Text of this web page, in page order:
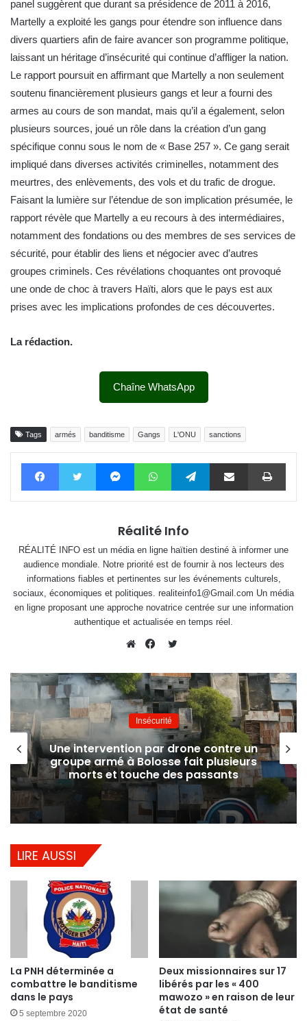
panel suggèrent que durant sa présidence de 2011 à 2016,
Martelly a exploité les gangs pour étendre son influence dans
divers quartiers afin de faire avancer son programme politique,
laissant un héritage d’insécurité qui continue d’affliger la nation.
Le rapport poursuit en affirmant que Martelly a non seulement
soutenu financièrement plusieurs gangs et leur a fourni des
armes au cours de son mandat, mais qu’il a également, selon
plusieurs sources, joué un rôle dans la création d’un gang
spécifique connu sous le nom de « Base 257 ». Ce gang serait
impliqué dans diverses activités criminelles, notamment des
meurtres, des enlèvements, des vols et du trafic de drogue.
Faisant la lumière sur l’étendue de son implication présumée, le
rapport révèle que Martelly a eu recours à des intermédiaires,
notamment des fondations ou des membres de ses services de
sécurité, pour établir des liens et négocier avec d’autres
groupes criminels. Ces révélations choquantes ont provoqué
une onde de choc à travers Haïti, alors que le pays est aux
prises avec les implications profondes de ces découvertes.
La rédaction.
Chaîne WhatsApp
Tags armés banditisme Gangs L'ONU sanctions
FacebookTwitter MessengerWhatsAppTelegram Partager par email
Réalité Info
RÉALITÉ INFO est un média en ligne haïtien destiné à informer une
audience mondiale. Notre priorité est de fournir à nos lecteurs des
informations fiables et pertinentes sur les événements culturels,
sociaux, économiques et politiques. realiteinfo1@Gmail.com Un média
en ligne proposant une approche novatrice centrée sur une information
authentique et actualisée en temps réel.
Insécurité
Une intervention par drone contre un
groupe armé à Bolosse fait plusieurs
morts et touche des passants
LIRE AUSSI
La PNH déterminée a
combattre le banditisme
dans le pays
5 septembre 2020
Deux missionnaires sur 17
libérés par les « 400
mawozo » en raison de leur
état de santé